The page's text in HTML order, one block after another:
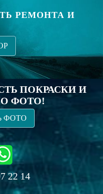
РЕМОНТА И
ПОКРАСКИ И
ФОТО!
ФОТО
22 14